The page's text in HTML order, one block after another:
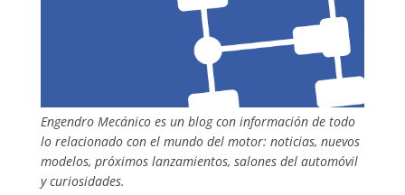
Engendro Mecánico es un blog con información de todo
lo relacionado con el mundo del motor: noticias, nuevos
modelos, próximos lanzamientos, salones del automóvil
y curiosidades.